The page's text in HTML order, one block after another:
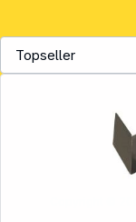
Copyright ©